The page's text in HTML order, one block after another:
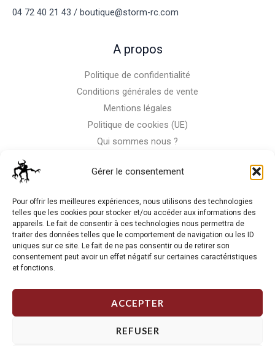
Gérer le consentement
Pour offrir les meilleures expériences, nous utilisons des technologies
telles que les cookies pour stocker et/ou accéder aux informations des
appareils. Le fait de consentir à ces technologies nous permettra de
traiter des données telles que le comportement de navigation ou les ID
uniques sur ce site. Le fait de ne pas consentir ou de retirer son
consentement peut avoir un effet négatif sur certaines caractéristiques
et fonctions.
ACCEPTER
REFUSER
04 72 40 21 43 / boutique@storm-rc.com
A propos
Politique de confidentialité
Conditions générales de vente
Mentions légales
Politique de cookies (UE)
Qui sommes nous ?
La RC n'est pas notre seule passion, venez visiter notre shop
de motos